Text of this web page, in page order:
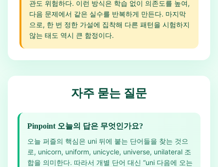
관도 위험하다. 이런 방식은 학습 없이 의존도를 높여,
다음 문제에서 같은 실수를 반복하게 만든다. 마지막
으로, 한 번 정한 가설에 집착해 다른 패턴을 시험하지
않는 태도 역시 큰 함정이다.
자주 묻는 질문
Pinpoint 오늘의 답은 무엇인가요?
오늘 퍼즐의 핵심은 uni 뒤에 붙는 단어들을 찾는 것으
로, unicorn, uniform, unicycle, universe, unilateral 조
합을 의미한다. 따라서 개별 단어 대신 “uni 다음에 오는